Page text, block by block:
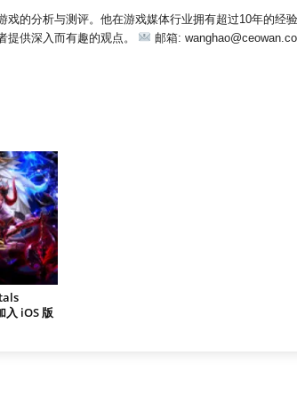
的分析与测评。他在游戏媒体行业拥有超过10年的经
提供深入而有趣的观点。
邮箱:
入 iOS 版